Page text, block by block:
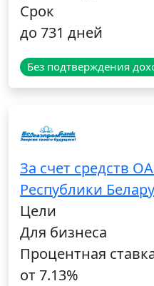
Срок
до 731 дней
Без подтверждения
За счет средств
Республики
Цели
Для бизнеса
Процентная
от 7.13%